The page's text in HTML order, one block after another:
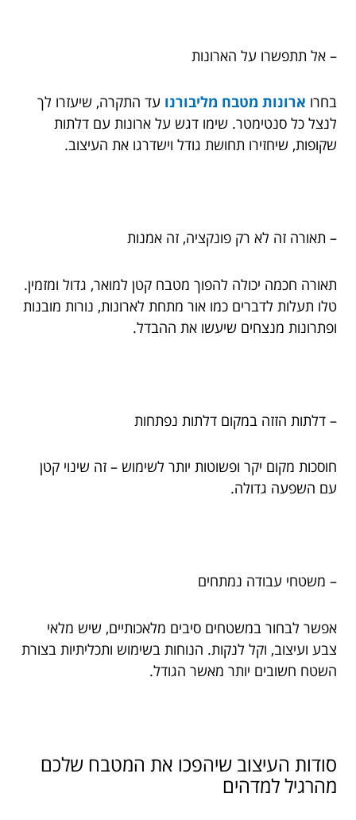
– אל תתפשרו על הארונות
בחרו ארונות מטבח מליבורנו עד התקרה, שיעזרו לך
לנצל כל סנטימטר. שימו דגש על ארונות עם דלתות
שקופות, שיחזירו תחושת גודל וישדרגו את העיצוב.
– תאורה זה לא רק פונקציה, זה אמנות
תאורה חכמה יכולה להפוך מטבח קטן למואר, גדול ומזמין.
טלו תעלות לדברים כמו אור מתחת לארונות, נורות מובנות
ופתרונות מנצחים שיעשו את ההבדל.
– דלתות הזזה במקום דלתות נפתחות
חוסכות מקום יקר ופשוטות יותר לשימוש – זה שינוי קטן
עם השפעה גדולה.
– משטחי עבודה נמתחים
אפשר לבחור במשטחים סיבים מלאכותיים, שיש מלאי
צבע ועיצוב, וקל לנקות. הנוחות בשימוש ותכליתיות בצורת
השטח חשובים יותר מאשר הגודל.
סודות העיצוב שיהפכו את המטבח שלכם
מהרגיל למדהים